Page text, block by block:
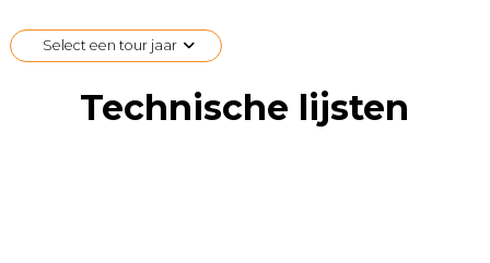
Select een tour jaar
Technische lijsten